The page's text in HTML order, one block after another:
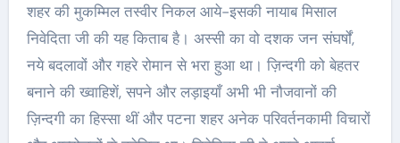
शहर की मुकम्मिल तस्वीर निकल आये-इसकी नायाब मिसाल
निवेदिता जी की यह किताब है। अस्सी का वो दशक जन संघर्षों,
नये बदलावों और गहरे रोमान से भरा हुआ था। ज़िन्दगी को बेहतर
बनाने की ख्वाहिशें, सपने और लड़ाइयाँ अभी भी नौजवानों की
ज़िन्दगी का हिस्सा थीं और पटना शहर अनेक परिवर्तनकामी विचारों